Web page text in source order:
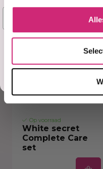
Op voorraad
White secret
Complete Care
set
E-mail
Ja, stuur
Misschien